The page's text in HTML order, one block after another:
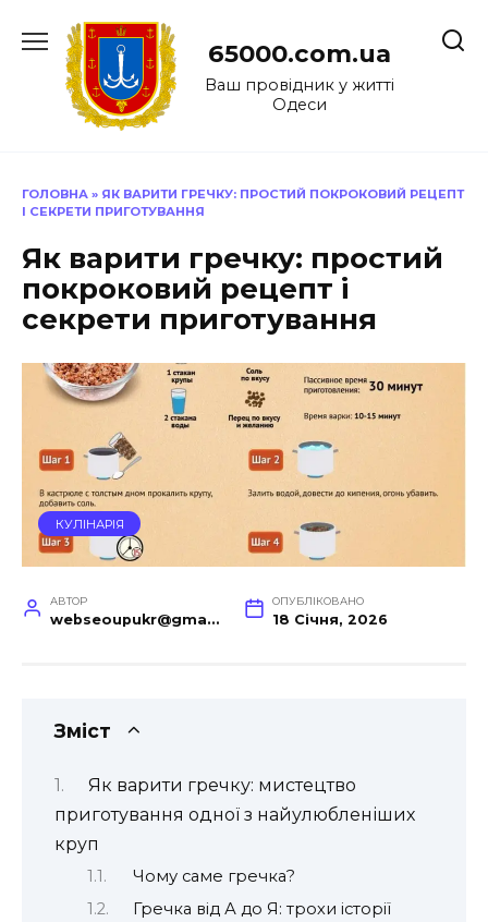
до
65000.com.ua
Ваш провідник у житті
Одеси
ГОЛОВНА » ЯК ВАРИТИ ГРЕЧКУ: ПРОСТИЙ ПОКРОКОВИЙ РЕЦЕПТ
І СЕКРЕТИ ПРИГОТУВАННЯ
Як варити гречку: простий
покроковий рецепт і
секрети приготування
КУЛІНАРІЯ
АВТОР
webseoupukr@gmail.com
ОПУБЛІКОВАНО
18 Січня, 2026
Зміст
Як варити гречку: мистецтво
приготування одної з найулюбленіших
круп
Чому саме гречка?
Гречка від А до Я: трохи історії